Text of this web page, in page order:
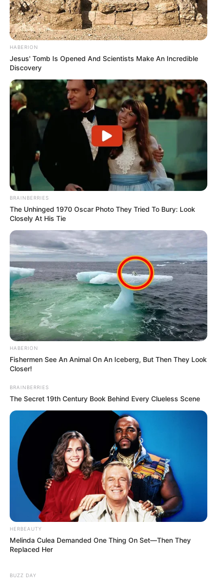
HABERION
Jesus' Tomb Is Opened And Scientists Make An Incredible
Discovery
BRAINBERRIES
The Unhinged 1970 Oscar Photo They Tried To Bury: Look
Closely At His Tie
HABERION
Fishermen See An Animal On An Iceberg, But Then They Look
Closer!
BRAINBERRIES
The Secret 19th Century Book Behind Every Clueless Scene
HERBEAUTY
Melinda Culea Demanded One Thing On Set—Then They
Replaced Her
BUZZ DAY